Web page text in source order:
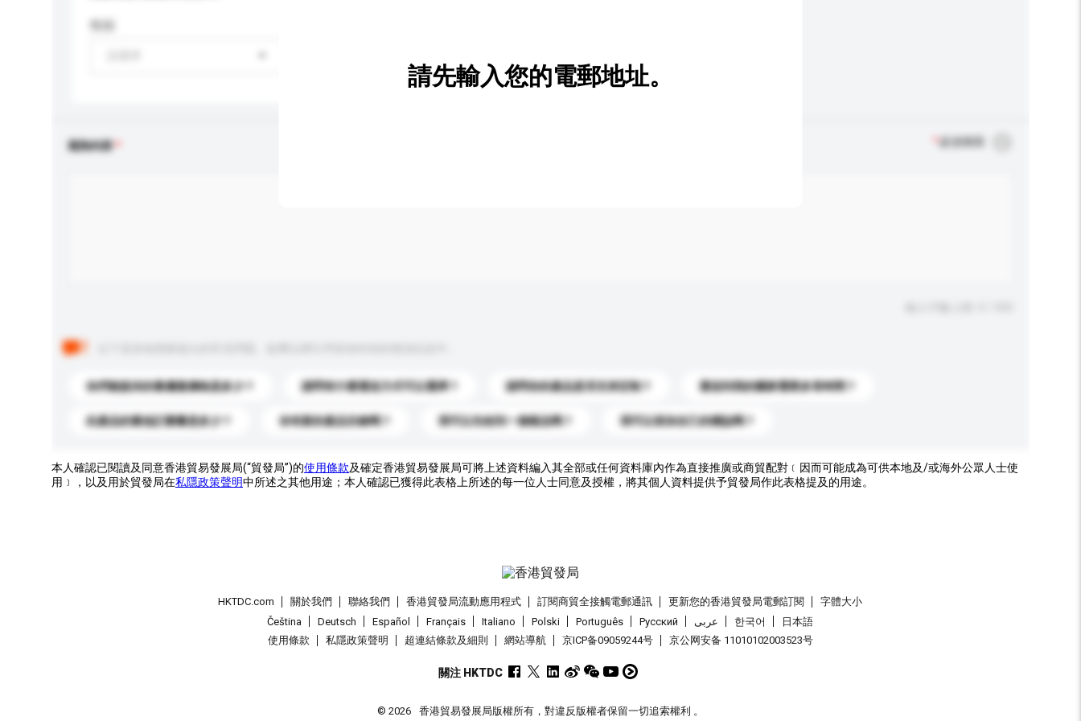
查詢內容
你們能提供的最優惠價格是多少？ 請問有什麼運送方式可以選擇？ 請問你的產品是否支持定制？ 運送到我的國家需要多長時間？
此產品的最低訂購量是多少？ 你有新的產品目錄嗎？ 我可以先收到一個樣品嗎？ 我可以添加自己的標誌嗎？
請先輸入您的電郵地址。
本人確認已閱讀及同意香港貿易發展局(“貿發局”)的使用條款及確定香港貿易發展局可將上述資料編入其全部或任何資料庫內作為直接推廣或商貿配對﹝因而可能成為可供本地及/或海外公眾人士使
用﹞，以及用於貿發局在私隱政策聲明中所述之其他用途；本人確認已獲得此表格上所述的每一位人士同意及授權，將其個人資料提供予貿發局作此表格提及的用途。
HKTDC.com 關於我們 聯絡我們 香港貿發局流動應用程式 訂閱商貿全接觸電郵通訊 更新您的香港貿發局電郵訂閱
字體大小
Čeština
Deutsch Español Français Italiano Polski Português Pусский عربى 한국어
日本語
使用條款
私隱政策聲明 超連結條款及細則 網站導航 京ICP备09059244号 京公网安备 11010102003523号
關注 HKTDC
© 2026 香港貿易發展局版權所有，對違反版權者保留一切追索權利 。